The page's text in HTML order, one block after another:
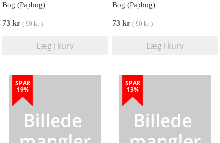
Bog (Papbog)
73 kr ( 90 kr)
Læg i kurv
Bog (Papbog)
73 kr ( 90 kr)
Læg i kurv
SPAR
19%
SPAR
13%